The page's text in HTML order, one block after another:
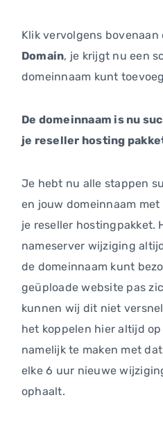
Klik vervolgens bovenaan
Domain, je krijgt nu een
domeinnaam kunt
De domeinnaam is nu
je reseller hosting
Je hebt nu alle stappen
en jouw domeinnaam
je reseller hostingpakket.
nameserver wijziging
de domeinnaam kunt
geüploade website pas
kunnen wij dit niet
het koppelen hier altijd
namelijk te maken met
elke 6 uur nieuwe
ophaalt.